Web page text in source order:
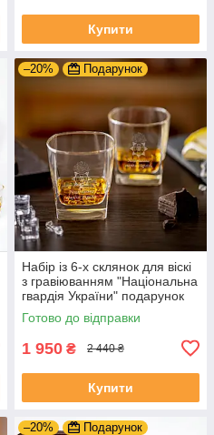
Купити
–20% Подарунок
Набір із 6-х склянок для віскі
з гравіюванням "Національна
гвардія України" подарунок
нацгвардійцю
Готово до відправки
1 950 ₴ 2 440 ₴
Купити
–20% Подарунок